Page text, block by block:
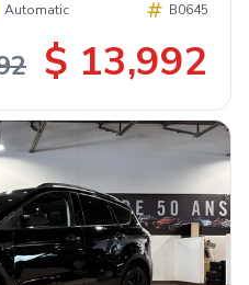
Automatic B0645
$ 13,992